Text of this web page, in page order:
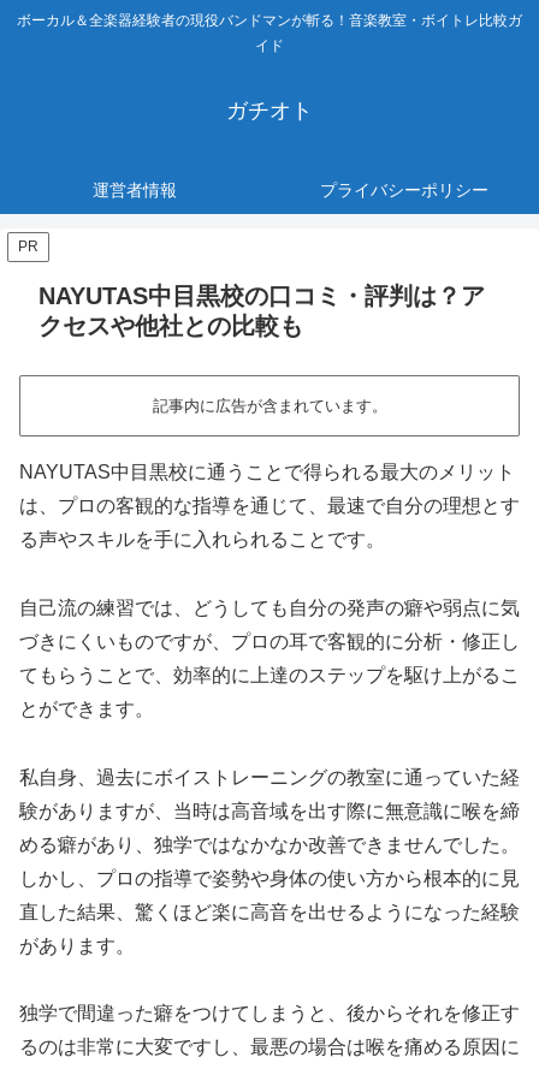
ボーカル＆全楽器経験者の現役バンドマンが斬る！音楽教室・ボイトレ比較ガ
イド
ガチオト
運営者情報 プライバシーポリシー
PR
NAYUTAS中目黒校の口コミ・評判は？ア
クセスや他社との比較も
記事内に広告が含まれています。
NAYUTAS中目黒校に通うことで得られる最大のメリット
は、プロの客観的な指導を通じて、最速で自分の理想とす
る声やスキルを手に入れられることです。
自己流の練習では、どうしても自分の発声の癖や弱点に気
づきにくいものですが、プロの耳で客観的に分析・修正し
てもらうことで、効率的に上達のステップを駆け上がるこ
とができます。
私自身、過去にボイストレーニングの教室に通っていた経
験がありますが、当時は高音域を出す際に無意識に喉を締
める癖があり、独学ではなかなか改善できませんでした。
しかし、プロの指導で姿勢や身体の使い方から根本的に見
直した結果、驚くほど楽に高音を出せるようになった経験
があります。
独学で間違った癖をつけてしまうと、後からそれを修正す
るのは非常に大変ですし、最悪の場合は喉を痛める原因に